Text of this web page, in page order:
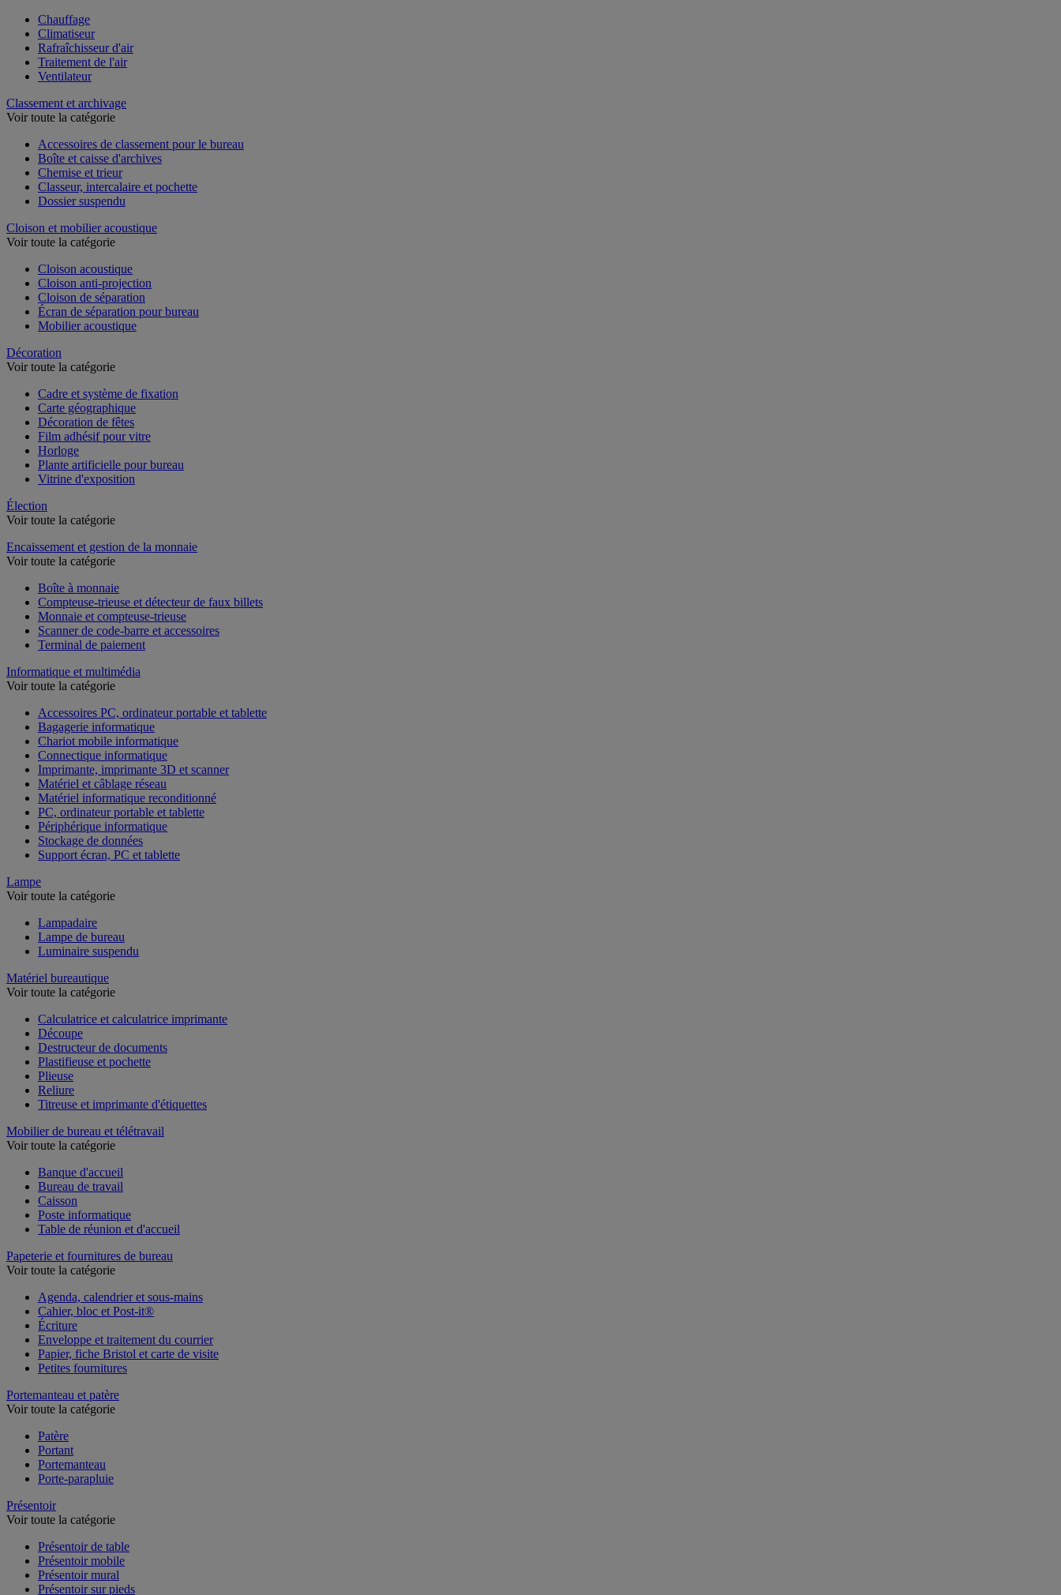
Chauffage
Climatiseur
Rafraîchisseur d'air
Traitement de l'air
Classement et archivage
Accessoires de classement pour le bureau
Boîte et caisse d'archives
Chemise et trieur
Classeur, intercalaire et pochette
Cloison et mobilier acoustique
Cloison acoustique
Cloison anti-projection
Cloison de séparation
Écran de séparation pour bureau
Décoration
Cadre et système de fixation
Carte géographique
Décoration de fêtes
Film adhésif pour vitre
Horloge
Plante artificielle pour bureau
Élection
Encaissement et gestion de la monnaie
Boîte à monnaie
Compteuse-trieuse et détecteur de faux billets
Monnaie et compteuse-trieuse
Scanner de code-barre et accessoires
Informatique et multimédia
Accessoires PC, ordinateur portable et tablette
Bagagerie informatique
Chariot mobile informatique
Connectique informatique
Imprimante, imprimante 3D et scanner
Matériel et câblage réseau
Matériel informatique reconditionné
PC, ordinateur portable et tablette
Périphérique informatique
Stockage de données
Lampe
Lampadaire
Lampe de bureau
Matériel bureautique
Calculatrice et calculatrice imprimante
Découpe
Destructeur de documents
Plastifieuse et pochette
Plieuse
Reliure
Mobilier de bureau et télétravail
Banque d'accueil
Bureau de travail
Caisson
Poste informatique
Papeterie et fournitures de bureau
Agenda, calendrier et sous-mains
Cahier, bloc et Post-it®
Écriture
Enveloppe et traitement du courrier
Papier, fiche Bristol et carte de visite
Portemanteau et patère
Patère
Portant
Portemanteau
Présentoir
Présentoir de table
Présentoir mobile
Présentoir mural